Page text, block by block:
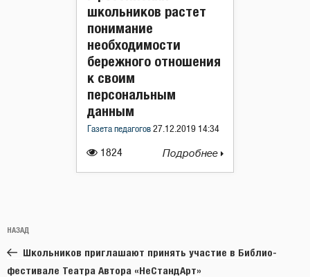
1824
школьников растет
понимание
необходимости
бережного отношения
к своим
персональным
данным
Газета педагогов 27.12.2019 14:34
Подробнее
по
записям
Предыдущая
запись:
НАЗАД
Школьников приглашают принять участие в Библио-
фестивале Театра Автора «НеСтандАрт»